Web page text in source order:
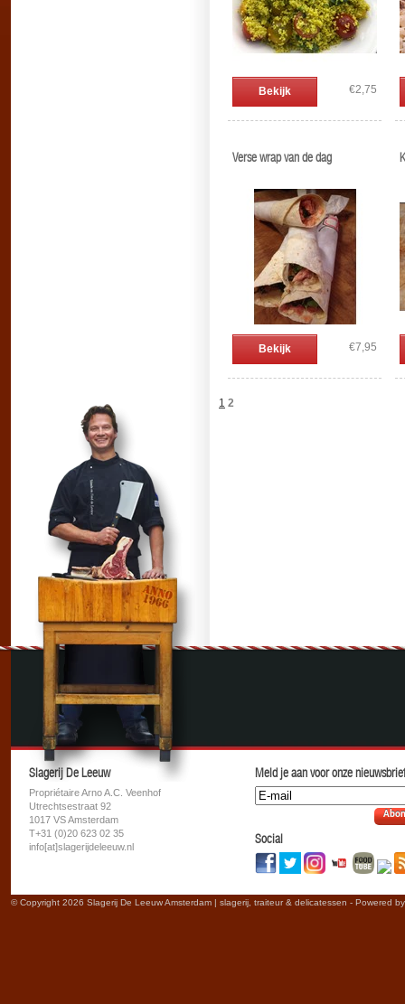
Bekijk €2,75
Verse wrap van de dag
Bekijk €7,95
1 2
Slagerij De Leeuw
Propriétaire Arno A.C. Veenhof
Utrechtsestraat 92
1017 VS Amsterdam
T+31 (0)20 623 02 35
info[at]slagerijdeleeuw.nl
Meld je aan voor onze
Social
© Copyright 2026 Slagerij De Leeuw Amsterdam | slagerij, traiteur & delicatessen - Powered